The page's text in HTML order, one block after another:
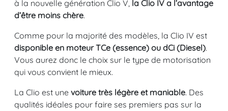
à la nouvelle génération Clio V, la Clio IV a l’avantage
d’être moins chère.
Comme pour la majorité des modèles, la Clio IV est
disponible en moteur TCe (essence) ou dCi (Diesel).
Vous aurez donc le choix sur le type de motorisation
qui vous convient le mieux.
La Clio est une voiture très légère et maniable. Des
qualités idéales pour faire ses premiers pas sur la